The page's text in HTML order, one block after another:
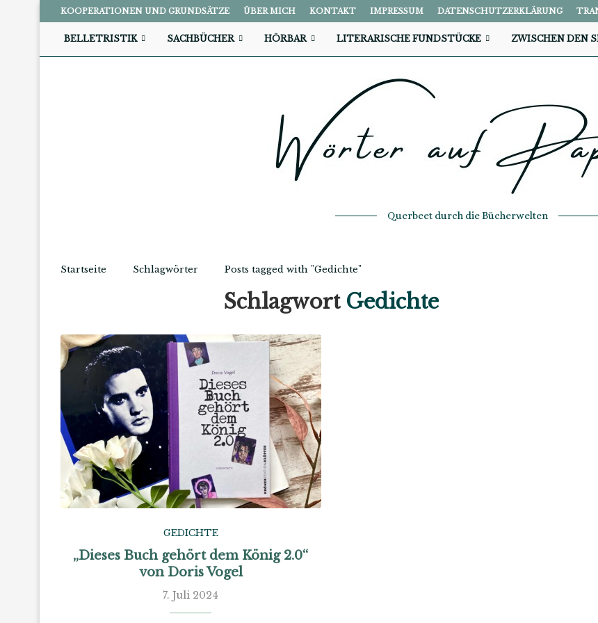
KOOPERATIONEN UND GRUNDSÄTZE ÜBER MICH KONTAKT IMPRESSUM DATENSCHUTZERKLÄRUNG
BELLETRISTIK SACHBÜCHER HÖRBAR LITERARISCHE FUNDSTÜCKE ZWISCHEN DEN
Querbeet durch die Bücherwelten
Startseite Schlagwörter Posts tagged with "Gedichte"
Schlagwort Gedichte
GEDICHTE
„Dieses Buch gehört dem König 2.0“
von Doris Vogel
7. Juli 2024